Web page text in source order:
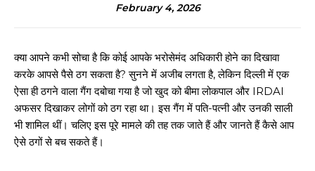
February 4, 2026
क्या आपने कभी सोचा है कि कोई आपके भरोसेमंद अधिकारी होने का दिखावा
करके आपसे पैसे ठग सकता है? सुनने में अजीब लगता है, लेकिन दिल्ली में एक
ऐसा ही ठगने वाला गैंग दबोचा गया है जो खुद को बीमा लोकपाल और IRDAI
अफसर दिखाकर लोगों को ठग रहा था। इस गैंग में पति-पत्नी और उनकी साली
भी शामिल थीं। चलिए इस पूरे मामले की तह तक जाते हैं और जानते हैं कैसे आप
ऐसे ठगों से बच सकते हैं।